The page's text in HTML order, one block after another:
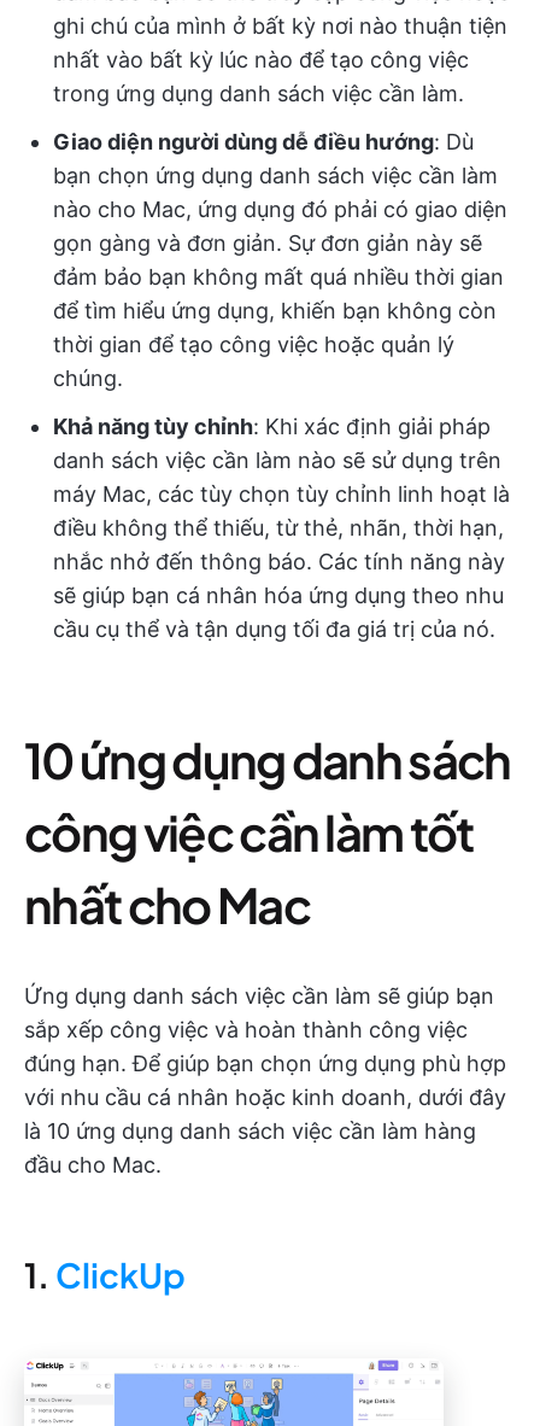
ghi chú của mình ở bất kỳ nơi nào thuận tiện
nhất vào bất kỳ lúc nào để tạo công việc
trong ứng dụng danh sách việc cần làm.
Giao diện người dùng dễ điều hướng: Dù
bạn chọn ứng dụng danh sách việc cần làm
nào cho Mac, ứng dụng đó phải có giao diện
gọn gàng và đơn giản. Sự đơn giản này sẽ
đảm bảo bạn không mất quá nhiều thời gian
để tìm hiểu ứng dụng, khiến bạn không còn
thời gian để tạo công việc hoặc quản lý
chúng.
Khả năng tùy chỉnh: Khi xác định giải pháp
danh sách việc cần làm nào sẽ sử dụng trên
máy Mac, các tùy chọn tùy chỉnh linh hoạt là
điều không thể thiếu, từ thẻ, nhãn, thời hạn,
nhắc nhở đến thông báo. Các tính năng này
sẽ giúp bạn cá nhân hóa ứng dụng theo nhu
cầu cụ thể và tận dụng tối đa giá trị của nó.
10 ứng dụng danh sách
công việc cần làm tốt
nhất cho Mac
Ứng dụng danh sách việc cần làm sẽ giúp bạn
sắp xếp công việc và hoàn thành công việc
đúng hạn. Để giúp bạn chọn ứng dụng phù hợp
với nhu cầu cá nhân hoặc kinh doanh, dưới đây
là 10 ứng dụng danh sách việc cần làm hàng
đầu cho Mac.
1. ClickUp